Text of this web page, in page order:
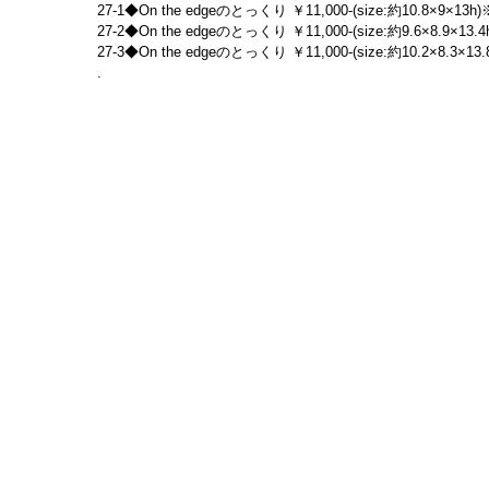
27-1◆On the edgeのとっくり ￥11,000-(size:約
27-2◆On the edgeのとっくり ￥11,000-(size:約
27-3◆On the edgeのとっくり ￥11,000-(size:約